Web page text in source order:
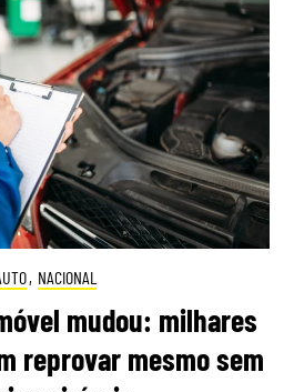
, NACIONAL
mudou: milhares
reprovar mesmo sem